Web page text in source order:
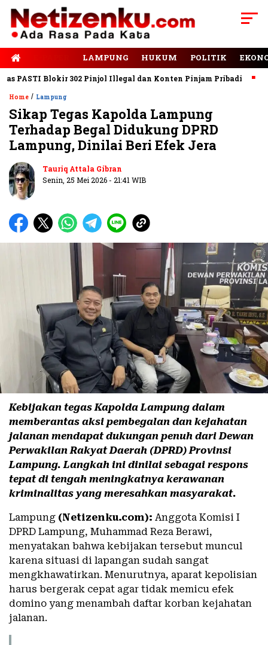
LAMPUNG HUKUM POLITIK
Blokir 302 Pinjol Illegal dan Konten Pinjam Pribadi
Home / Lampung
Sikap Tegas Kapolda Lampung
Terhadap Begal Didukung DPRD
Lampung, Dinilai Beri Efek Jera
Tauriq Attala Gibran
Senin, 25 Mei 2026 - 21:41 WIB
Kebijakan tegas Kapolda Lampung dalam
memberantas aksi pembegalan dan kejahatan
jalanan mendapat dukungan penuh dari Dewan
Perwakilan Rakyat Daerah (DPRD) Provinsi
Lampung. Langkah ini dinilai sebagai respons
tepat di tengah meningkatnya kerawanan
kriminalitas yang meresahkan masyarakat.
Lampung (Netizenku.com): Anggota Komisi I
DPRD Lampung, Muhammad Reza Berawi,
menyatakan bahwa kebijakan tersebut muncul
karena situasi di lapangan sudah sangat
mengkhawatirkan. Menurutnya, aparat kepolisian
harus bergerak cepat agar tidak memicu efek
domino yang menambah daftar korban kejahatan
jalanan.